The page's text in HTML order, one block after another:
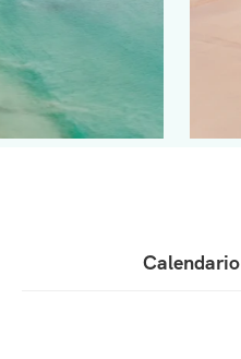
Calendario